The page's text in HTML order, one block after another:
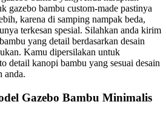
gazebo bambu custom-made pastinya
karena di samping nampak beda,
terkesan spesial. Silahkan anda kirim
yang detail berdasarkan desain
Kamu dipersilakan untuk
detail kanopi bambu yang sesuai desain
anda.
Gazebo Bambu Minimalis